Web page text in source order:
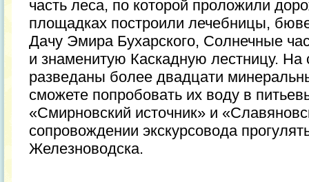
часть леса, по которой проложили
площадках построили лечебницы,
Дачу Эмира Бухарского, Солнечные
и знаменитую Каскадную лестницу.
разведаны более двадцати
сможете попробовать их воду в
«Смирновский источник» и
сопровождении экскурсовода
Железноводска.